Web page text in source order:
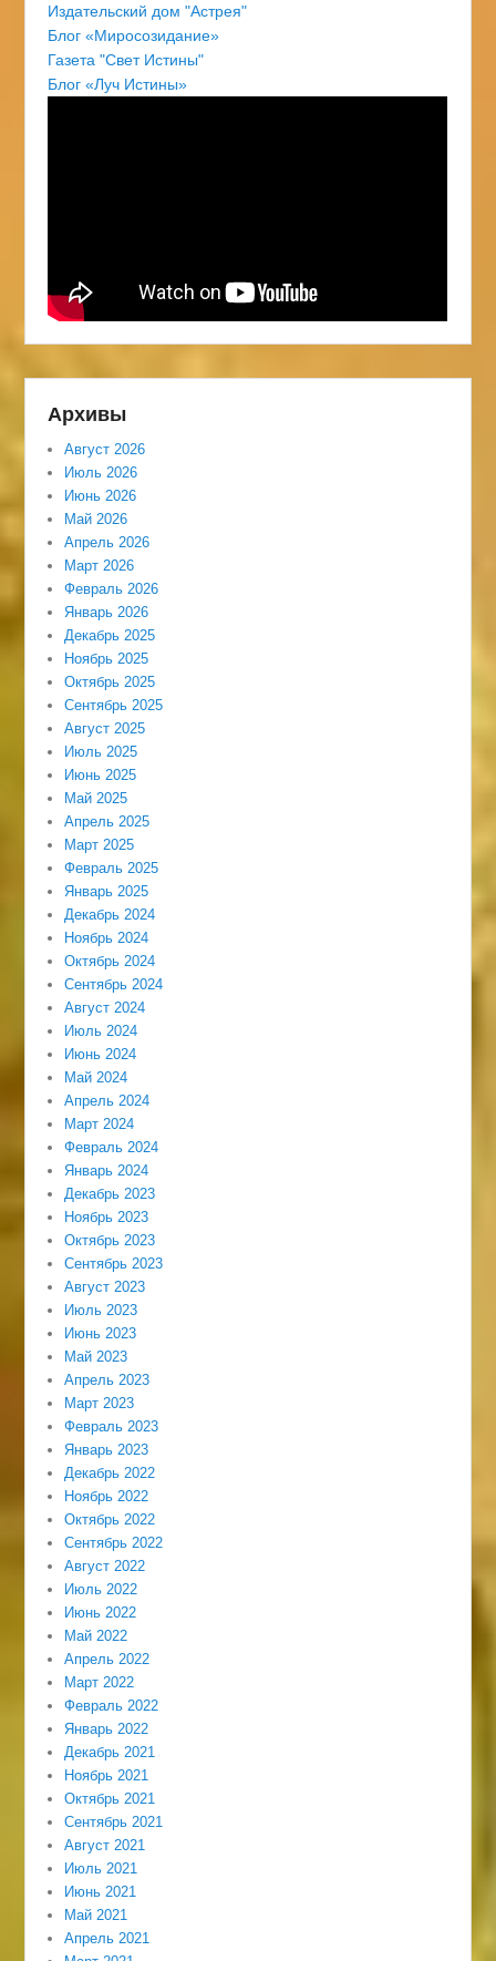
Издательский дом "Астрея"
Блог «Миросозидание»
Газета "Свет Истины"
Блог «Луч Истины»
Архивы
Август 2026
Июль 2026
Июнь 2026
Май 2026
Апрель 2026
Март 2026
Февраль 2026
Январь 2026
Декабрь 2025
Ноябрь 2025
Октябрь 2025
Сентябрь 2025
Август 2025
Июль 2025
Июнь 2025
Май 2025
Апрель 2025
Март 2025
Февраль 2025
Январь 2025
Декабрь 2024
Ноябрь 2024
Октябрь 2024
Сентябрь 2024
Август 2024
Июль 2024
Июнь 2024
Май 2024
Апрель 2024
Март 2024
Февраль 2024
Январь 2024
Декабрь 2023
Ноябрь 2023
Октябрь 2023
Сентябрь 2023
Август 2023
Июль 2023
Июнь 2023
Май 2023
Апрель 2023
Март 2023
Февраль 2023
Январь 2023
Декабрь 2022
Ноябрь 2022
Октябрь 2022
Сентябрь 2022
Август 2022
Июль 2022
Июнь 2022
Май 2022
Апрель 2022
Март 2022
Февраль 2022
Январь 2022
Декабрь 2021
Ноябрь 2021
Октябрь 2021
Сентябрь 2021
Август 2021
Июль 2021
Июнь 2021
Май 2021
Апрель 2021